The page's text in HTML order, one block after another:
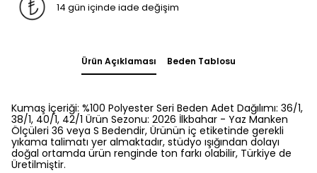
14 gün içinde iade değişim
Ürün Açıklaması Beden Tablosu
Kumaş İçeriği: %100 Polyester Seri Beden Adet Dağılımı: 36/1,
38/1, 40/1, 42/1 Ürün Sezonu: 2026 İlkbahar - Yaz Manken
Ölçüleri 36 veya S Bedendir, Ürünün iç etiketinde gerekli
yıkama talimatı yer almaktadır, stüdyo ışığından dolayı
doğal ortamda ürün renginde ton farkı olabilir, Türkiye de
Üretilmiştir.